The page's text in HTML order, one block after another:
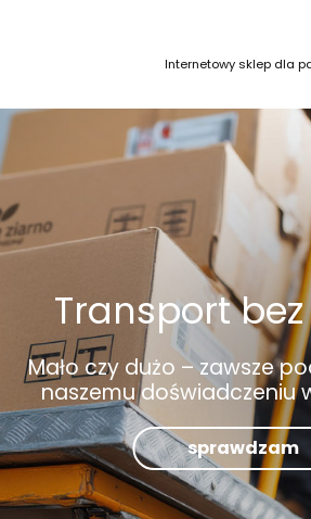
Internetowy sklep dla
Transport
Mało czy dużo – zawsze
naszemu doświadczeniu
sprawdzam